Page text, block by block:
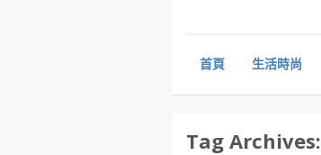
首頁 生活時尚
Tag Archives: